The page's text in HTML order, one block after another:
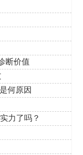
断价值
何原因
力了吗？